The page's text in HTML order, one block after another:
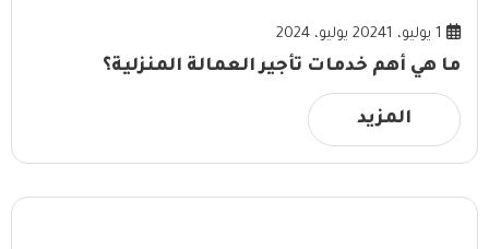
1 يوليو، 2024 1 يوليو، 2024
ما هي أهم خدمات تأجير العمالة المنزلية؟
المزيد